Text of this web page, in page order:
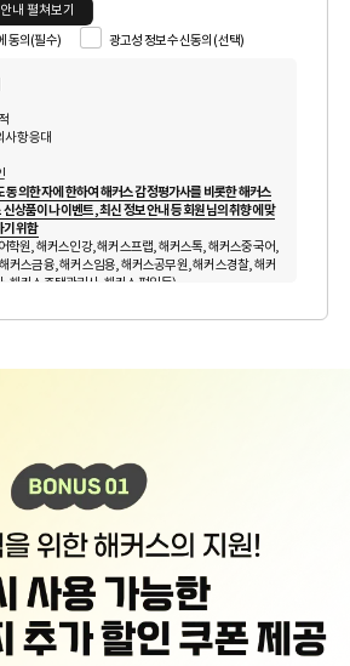
내 펼쳐보기
동의(필수)
광고성 정보 수신동의 (선택)
사항 응대
동의한 자에 한하여 해커스 감정평가사를 비롯한 해커스
상품이나 이벤트, 최신 정보 안내 등 회원님의 취향에 맞
기 위함
학원, 해커스인강, 해커스프랩, 해커스톡, 해커스중국어,
커스금융, 해커스임용, 해커스공무원, 해커스경찰, 해커
해커스주택관리사, 해커스편입 등)
: 이름, 휴대폰번호, 이메일
회원 탈퇴한 경우에는 참여일로부터 2년 동안 보관 후 파